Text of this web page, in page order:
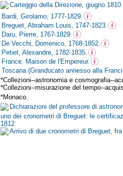
Carteggio della Direzione, giugno
Bardi, Girolamo, 1777-1829.
Breguet, Abraham Louis, 1747-1823.
Daru, Pierre, 1767-1829.
De Vecchi, Domenico, 1768-1852.
Petiet, Alexandre, 1782-1835.
France. Maison de l'Empereur.
Toscana (Granducato annesso alla
*Collezioni--astronomia e cosmografia--
*Collezioni--misurazione del tempo--
*Monaco.
Dichiarazioni del professore di
uno dei cronometri di Breguet: le
1812
Arrivo di due cronometri di Breguet,